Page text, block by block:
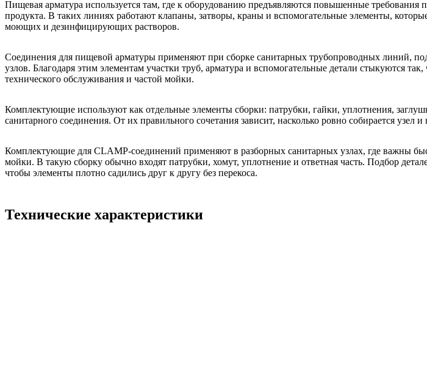
Комплектующие для CLAMP-соединений применяют в разборных санитарных узлах, где важны
мойки. В такую сборку обычно входят патрубки, хомут, уплотнение и ответная часть. Подбор
чтобы элементы плотно садились друг к другу без перекоса.
Комплектующие используют как отдельные элементы сборки: патрубки, гайки, уплотнения,
санитарного соединения. От их правильного сочетания зависит, насколько ровно собирается узел
Соединения для пищевой арматуры применяют при сборке санитарных трубопроводных линий,
узлов. Благодаря этим элементам участки труб, арматура и вспомогательные детали стыкуются
технического обслуживания и частой мойки.
Пищевая арматура используется там, где к оборудованию предъявляются повышенные требования
продукта. В таких линиях работают клапаны, затворы, краны и вспомогательные элементы,
моющих и дезинфицирующих растворов.
Технические характеристики